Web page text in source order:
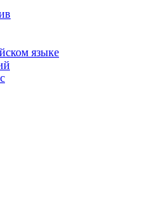
языке